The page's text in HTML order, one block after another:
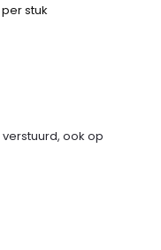
per stuk
verstuurd, ook op